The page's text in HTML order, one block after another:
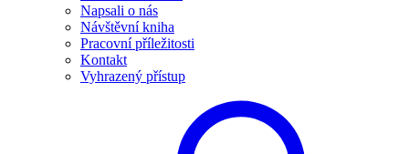
Napsali o nás
Návštěvní kniha
Pracovní příležitosti
Kontakt
Vyhrazený přístup